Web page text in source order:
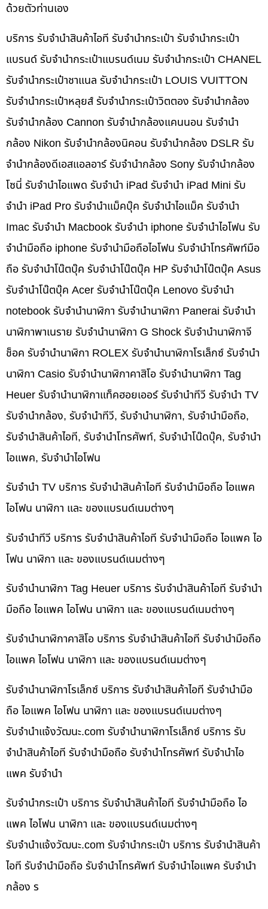
ด้วยตัวท่านเอง
บริการ รับจำนำสินค้าไอที รับจำนำกระเป๋า รับจำนำกระเป๋า
แบรนด์ รับจำนำกระเป๋าแบรนด์เนม รับจำนำกระเป๋า CHANEL
รับจำนำกระเป๋าชาแนล รับจำนำกระเป๋า LOUIS VUITTON
รับจำนำกระเป๋าหลุยส์ รับจำนำกระเป๋าวิตตอง รับจำนำกล้อง
รับจำนำกล้อง Cannon รับจำนำกล้องแคนนอน รับจำนำ
กล้อง Nikon รับจำนำกล้องนิคอน รับจำนำกล้อง DSLR รับ
จำนำกล้องดีเอสแอลอาร์ รับจำนำกล้อง Sony รับจำนำกล้อง
โซนี่ รับจำนำไอแพด รับจำนำ iPad รับจำนำ iPad Mini รับ
จำนำ iPad Pro รับจำนำแม็คบุ๊ค รับจำนำไอแม็ค รับจำนำ
Imac รับจำนำ Macbook รับจำนำ iphone รับจำนำไอโฟน รับ
จำนำมือถือ iphone รับจำนำมือถือไอโฟน รับจำนำโทรศัพท์มือ
ถือ รับจำนำโน๊ตบุ๊ค รับจำนำโน๊ตบุ๊ค HP รับจำนำโน๊ตบุ๊ค Asus
รับจำนำโน๊ตบุ๊ค Acer รับจำนำโน๊ตบุ๊ค Lenovo รับจำนำ
notebook รับจำนำนาฬิกา รับจำนำนาฬิกา Panerai รับจำนำ
นาฬิกาพาเนราย รับจำนำนาฬิกา G Shock รับจำนำนาฬิกาจี
ช็อค รับจำนำนาฬิกา ROLEX รับจำนำนาฬิกาโรเล็กซ์ รับจำนำ
นาฬิกา Casio รับจำนำนาฬิกาคาสิโอ รับจำนำนาฬิกา Tag
Heuer รับจำนำนาฬิกาแท็คฮอยเออร์ รับจำนำทีวี รับจำนำ TV
รับจำนำกล้อง, รับจำนำทีวี, รับจำนำนาฬิกา, รับจำนำมือถือ,
รับจำนำสินค้าไอที, รับจำนำโทรศัพท์, รับจำนำโน๊ดบุ๊ค, รับจำนำ
ไอแพค, รับจำนำไอโฟน
รับจำนำ TV บริการ รับจำนำสินค้าไอที รับจำนำมือถือ ไอแพค
ไอโฟน นาฬิกา และ ของแบรนด์เนมต่างๆ
รับจำนำทีวี บริการ รับจำนำสินค้าไอที รับจำนำมือถือ ไอแพค ไอ
โฟน นาฬิกา และ ของแบรนด์เนมต่างๆ
รับจำนำนาฬิกา Tag Heuer บริการ รับจำนำสินค้าไอที รับจำนำ
มือถือ ไอแพค ไอโฟน นาฬิกา และ ของแบรนด์เนมต่างๆ
รับจำนำนาฬิกาคาสิโอ บริการ รับจำนำสินค้าไอที รับจำนำมือถือ
ไอแพค ไอโฟน นาฬิกา และ ของแบรนด์เนมต่างๆ
รับจำนำนาฬิกาโรเล็กซ์ บริการ รับจำนำสินค้าไอที รับจำนำมือ
ถือ ไอแพค ไอโฟน นาฬิกา และ ของแบรนด์เนมต่างๆ
รับจํานําแจ้งวัฒนะ.com รับจำนำนาฬิกาโรเล็กซ์ บริการ รับ
จำนำสินค้าไอที รับจำนำมือถือ รับจำนำโทรศัพท์ รับจำนำไอ
แพค รับจำนำ
รับจำนำกระเป๋า บริการ รับจำนำสินค้าไอที รับจำนำมือถือ ไอ
แพค ไอโฟน นาฬิกา และ ของแบรนด์เนมต่างๆ
รับจํานําแจ้งวัฒนะ.com รับจำนำกระเป๋า บริการ รับจำนำสินค้า
ไอที รับจำนำมือถือ รับจำนำโทรศัพท์ รับจำนำไอแพค รับจำนำ
กล้อง ร